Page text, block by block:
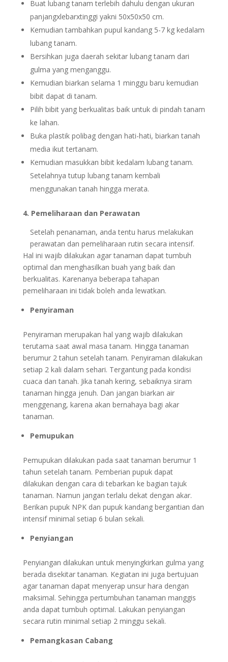
Buat lubang tanam terlebih dahulu dengan ukuran
panjangxlebarxtinggi yakni 50x50x50 cm.
Kemudian tambahkan pupul kandang 5-7 kg kedalam
lubang tanam.
Bersihkan juga daerah sekitar lubang tanam dari
gulma yang menganggu.
Kemudian biarkan selama 1 minggu baru kemudian
bibit dapat di tanam.
Pilih bibit yang berkualitas baik untuk di pindah tanam
ke lahan.
Buka plastik polibag dengan hati-hati, biarkan tanah
media ikut tertanam.
Kemudian masukkan bibit kedalam lubang tanam.
Setelahnya tutup lubang tanam kembali
menggunakan tanah hingga merata.
4. Pemeliharaan dan Perawatan
Setelah penanaman, anda tentu harus melakukan
perawatan dan pemeliharaan rutin secara intensif.
Hal ini wajib dilakukan agar tanaman dapat tumbuh
optimal dan menghasilkan buah yang baik dan
berkualitas. Karenanya beberapa tahapan
pemeliharaan ini tidak boleh anda lewatkan.
Penyiraman
Penyiraman merupakan hal yang wajib dilakukan
terutama saat awal masa tanam. Hingga tanaman
berumur 2 tahun setelah tanam. Penyiraman dilakukan
setiap 2 kali dalam sehari. Tergantung pada kondisi
cuaca dan tanah. Jika tanah kering, sebaiknya siram
tanaman hingga jenuh. Dan jangan biarkan air
menggenang, karena akan bernahaya bagi akar
tanaman.
Pemupukan
Pemupukan dilakukan pada saat tanaman berumur 1
tahun setelah tanam. Pemberian pupuk dapat
dilakukan dengan cara di tebarkan ke bagian tajuk
tanaman. Namun jangan terlalu dekat dengan akar.
Berikan pupuk NPK dan pupuk kandang bergantian dan
intensif minimal setiap 6 bulan sekali.
Penyiangan
Penyiangan dilakukan untuk menyingkirkan gulma yang
berada disekitar tanaman. Kegiatan ini juga bertujuan
agar tanaman dapat menyerap unsur hara dengan
maksimal. Sehingga pertumbuhan tanaman manggis
anda dapat tumbuh optimal. Lakukan penyiangan
secara rutin minimal setiap 2 minggu sekali.
Pemangkasan Cabang